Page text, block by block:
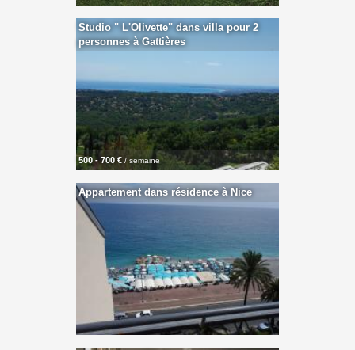
Studio " L'Olivette" dans villa pour 2
personnes à Gattières
500 - 700 € / semaine
Appartement dans résidence à Nice